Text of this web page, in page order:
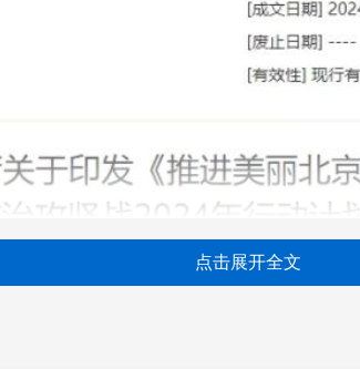
点击展开全文